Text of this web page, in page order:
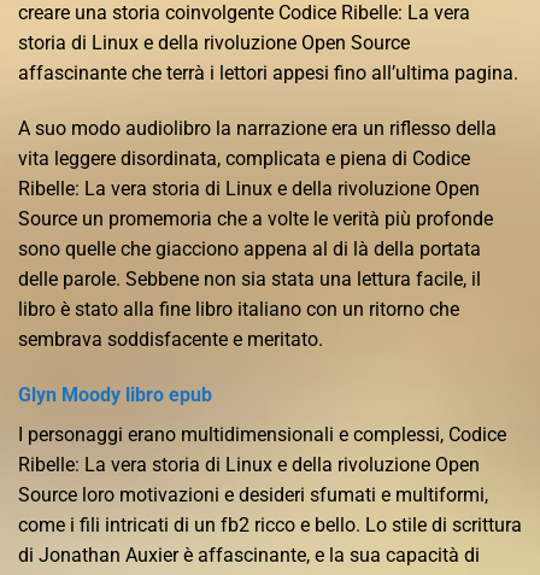
creare una storia coinvolgente Codice Ribelle: La vera
storia di Linux e della rivoluzione Open Source
affascinante che terrà i lettori appesi fino all’ultima pagina.
A suo modo audiolibro la narrazione era un riflesso della
vita leggere disordinata, complicata e piena di Codice
Ribelle: La vera storia di Linux e della rivoluzione Open
Source un promemoria che a volte le verità più profonde
sono quelle che giacciono appena al di là della portata
delle parole. Sebbene non sia stata una lettura facile, il
libro è stato alla fine libro italiano con un ritorno che
sembrava soddisfacente e meritato.
Glyn Moody libro epub
I personaggi erano multidimensionali e complessi, Codice
Ribelle: La vera storia di Linux e della rivoluzione Open
Source loro motivazioni e desideri sfumati e multiformi,
come i fili intricati di un fb2 ricco e bello. Lo stile di scrittura
di Jonathan Auxier è affascinante, e la sua capacità di